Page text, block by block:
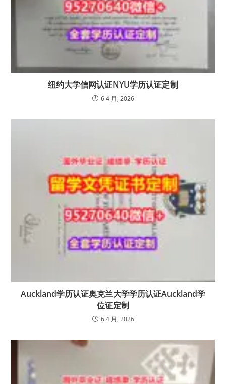
纽约大学信网认证NYU学历认证定制
6 4 月, 2026
Auckland学历认证奥克兰大学学历认证Auckland学
位证定制
6 4 月, 2026